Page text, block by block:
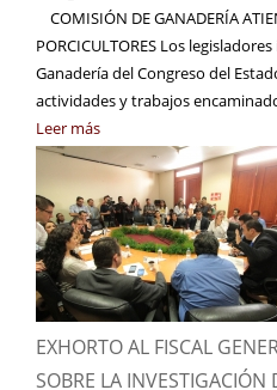
COMISIÓN DE GANADERÍA
PORCICULTORES Los
Ganadería del Congreso del
actividades y trabajos
Leer más
EXHORTO AL FISCAL
SOBRE LA INVESTIGACIÓN